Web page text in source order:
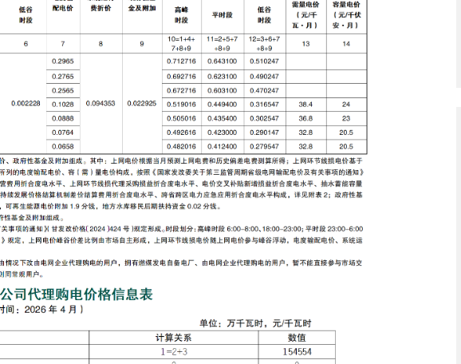
能电 杭州海兴DDZY208-Z型RS485通讯智
能电能表
青岛鼎信DDZY1710-Z型单相载波通讯
智能电能表